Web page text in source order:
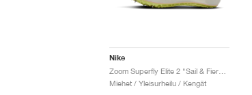
Nike
Miehet / Yleisurheilu / Kengät